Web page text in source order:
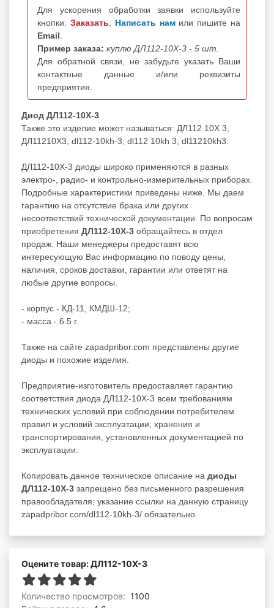
Для ускорения обработки заявки используйте
кнопки: Заказать Написать нам или пишите на
Email
Пример заказа: куплю ДЛ112-10Х-3 - 5 шт.
Для обратной связи, не забудьте указать Ваши
контактные данные и/или реквизиты
предприятия.
Диод ДЛ112-10Х-3
Также это изделие может называться: ДЛ112 10Х 3,
ДЛ11210Х3, dl112-10kh-3, dl112 10kh 3, dl11210kh3.
ДЛ112-10Х-3 диоды широко применяются в разных
электро-, радио- и контрольно-измерительных приборах.
Подробные характеристики приведены ниже. Мы даем
гарантию на отсутствие брака или других
несоответствий технической документации. По вопросам
приобретения ДЛ112-10Х-3 обращайтесь в отдел
продаж. Наши менеджеры предоставят всю
интересующую Вас информацию по поводу цены,
наличия, сроков доставки, гарантии или ответят на
любые другие вопросы.
- корпус - КД-11, КМДШ-12;
- масса - 6.5 г.
Также на сайте zapadpribor.com представлены другие
диоды и похожие изделия.
Предприятие-изготовитель предоставляет гарантию
соответствия диода ДЛ112-10Х-3 всем требованиям
технических условий при соблюдении потребителем
правил и условий эксплуатации, хранения и
транспортирования, установленных документацией по
эксплуатации.
Копировать данное техническое описание на диоды
ДЛ112-10Х-3 запрещено без письменного разрешения
правообладателя; указание ссылки на данную страницу
zapadpribor.com/dl112-10kh-3/ обязательно.
Оцените товар: ДЛ112-10Х-3
Количество просмотров: 1100